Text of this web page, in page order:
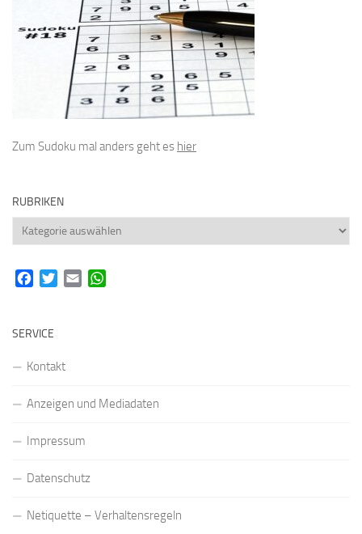
Zum Sudoku mal anders geht es hier
RUBRIKEN
Rubriken
FacebookTwitterEmail
SERVICE
Kontakt
Anzeigen und Mediadaten
Impressum
Datenschutz
Netiquette – Verhaltensregeln